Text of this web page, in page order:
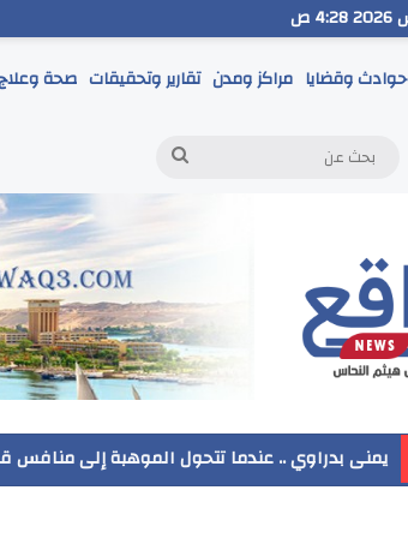
حوادث وقضايا مراكز ومدن تقارير وتحقيقات صحة
إضافة عمود جانبي
مدير تعليم البحر الاحمر يتابع انطلاق امتحانات